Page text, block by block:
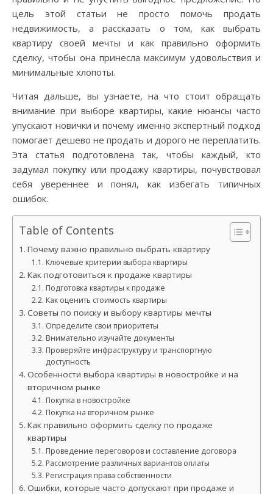
цель этой статьи не просто помочь продать
недвижимость, а рассказать о том, как выбрать
квартиру своей мечты и как правильно оформить
сделку, чтобы она принесла максимум удовольствия и
минимальные хлопоты.
Читая дальше, вы узнаете, на что стоит обращать
внимание при выборе квартиры, какие нюансы часто
упускают новички и почему именно экспертный подход
помогает дешево не продать и дорого не переплатить.
Эта статья подготовлена так, чтобы каждый, кто
задумал покупку или продажу квартиры, почувствовал
себя увереннее и понял, как избегать типичных
ошибок.
Table of Contents
Почему важно правильно выбрать квартиру
Ключевые критерии выбора квартиры
Как подготовиться к продаже квартиры
Подготовка квартиры к продаже
Как оценить стоимость квартиры
Советы по поиску и выбору квартиры мечты
Определите свои приоритеты
Внимательно изучайте документы
Проверяйте инфраструктуру и транспортную
доступность
Особенности выбора квартиры в новостройке и на
вторичном рынке
Покупка в новостройке
Покупка на вторичном рынке
Как правильно оформить сделку по продаже
квартиры
Проведение переговоров и составление договора
Рассмотрение различных вариантов оплаты
Регистрация права собственности
Ошибки, которые часто допускают при продаже и